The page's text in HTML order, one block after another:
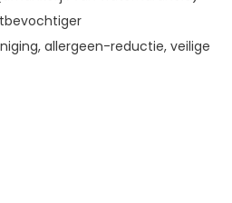
allergeen-reductie, veilige